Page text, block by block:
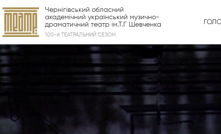
Чернігівський обласний
академічний український музично-
драматичний театр ім.Т.Г Шевченка
100-й ТЕАТРАЛЬНИЙ СЕЗОН